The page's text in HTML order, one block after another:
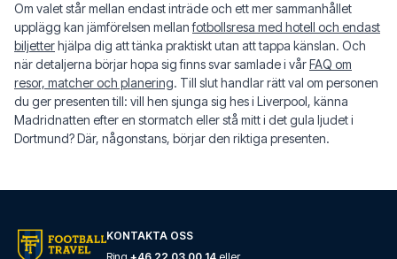
Om valet står mellan endast inträde och ett mer sammanhållet
upplägg kan jämförelsen mellanfotbollsresa med hotell och endast
biljetterhjälpa dig att tänka praktiskt utan att tappa känslan. Och
när detaljerna börjar hopa sig finns svar samlade i vårFAQ om
resor, matcher och planering. Till slut handlar rätt val om personen
du ger presenten till: vill hen sjunga sig hes i Liverpool, känna
Madridnatten efter en stormatch eller stå mitt i det gula ljudet i
Dortmund? Där, någonstans, börjar den riktiga presenten.
KONTAKTA OSS